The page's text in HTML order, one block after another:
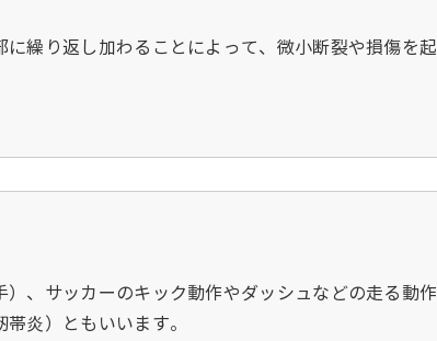
繰り返し加わることによって、微小断裂や損傷を起
、サッカーのキック動作やダッシュなどの走る動作
炎）ともいいます。